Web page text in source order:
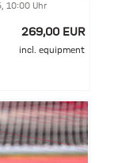
10:00 Uhr
269,00 EUR
incl. equipment